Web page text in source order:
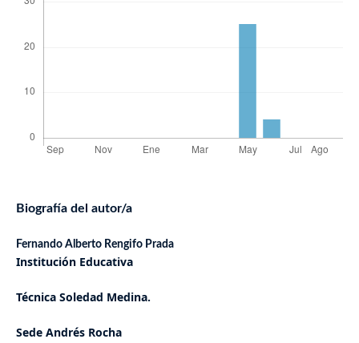
Biografía del autor/a
Fernando Alberto Rengifo Prada
Institución Educativa
Técnica Soledad Medina.
Sede Andrés Rocha